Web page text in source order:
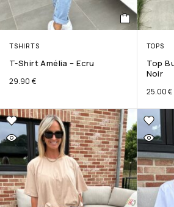
TSHIRTS
T-Shirt Amélia – Ecru
29.90 €
TOPS
Top
Noir
25.00€